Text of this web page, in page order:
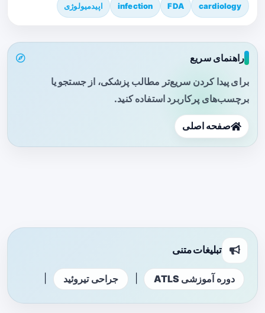
cardiology
FDA
infection اپیدمیولوژی
راهنمای سریع
برای پیدا کردن سریع‌تر مطالب پزشکی، از جستجو یا
برچسب‌های پرکاربرد استفاده کنید.
صفحه اصلی
تبلیغات متنی
دوره آموزشی ATLS جراحی تیروئید